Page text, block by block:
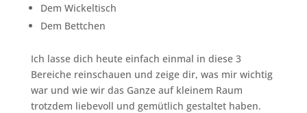
Dem Wickeltisch
Dem Bettchen
Ich lasse dich heute einfach einmal in diese 3
Bereiche reinschauen und zeige dir, was mir wichtig
war und wie wir das Ganze auf kleinem Raum
trotzdem liebevoll und gemütlich gestaltet haben.